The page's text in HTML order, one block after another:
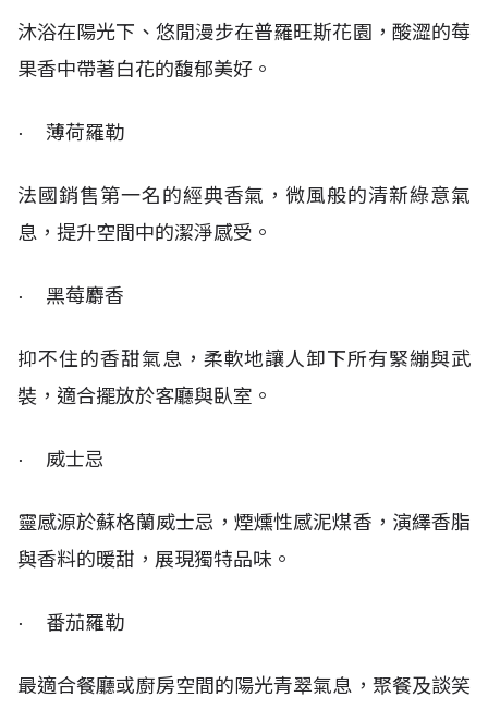
沐浴在陽光下、悠閒漫步在普羅旺斯花園，酸澀的莓
果香中帶著白花的馥郁美好。
· 薄荷羅勒
法國銷售第一名的經典香氣，微風般的清新綠意氣
息，提升空間中的潔淨感受。
· 黑莓麝香
抑不住的香甜氣息，柔軟地讓人卸下所有緊繃與武
裝，適合擺放於客廳與臥室。
· 威士忌
靈感源於蘇格蘭威士忌，煙燻性感泥煤香，演繹香脂
與香料的暖甜，展現獨特品味。
· 番茄羅勒
最適合餐廳或廚房空間的陽光青翠氣息，聚餐及談笑